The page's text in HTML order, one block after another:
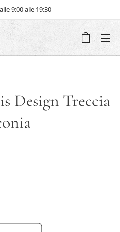
9:00 alle 19:30
Design Treccia